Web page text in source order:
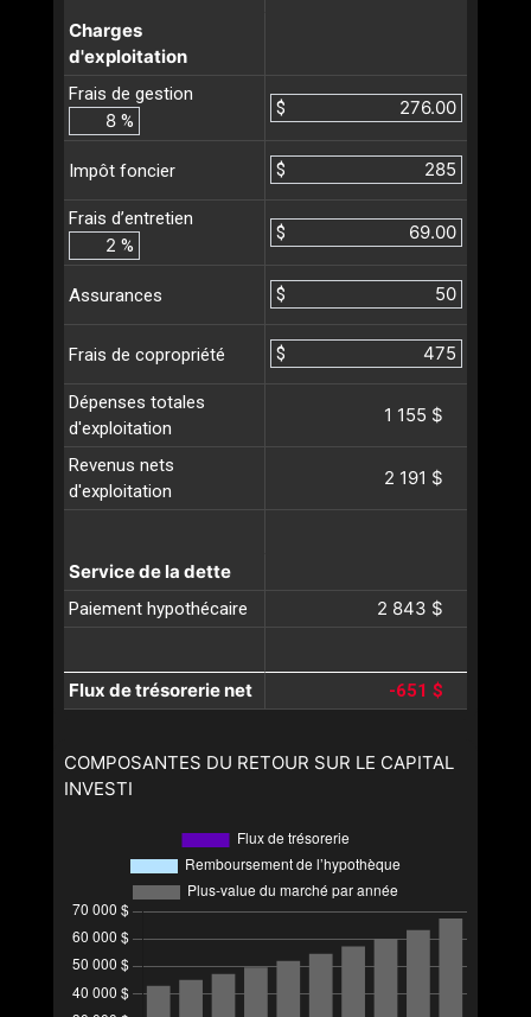
Charges
d'exploitation
Frais de gestion
%
$
Impôt foncier $
Frais d’entretien
%
$
Assurances $
Frais de copropriété $
Dépenses totales
d'exploitation
1 155 $
Revenus nets
d'exploitation
2 191 $
Service de la dette
Paiement hypothécaire 2 843 $
Flux de trésorerie net -651 $
COMPOSANTES DU RETOUR SUR LE CAPITAL
INVESTI